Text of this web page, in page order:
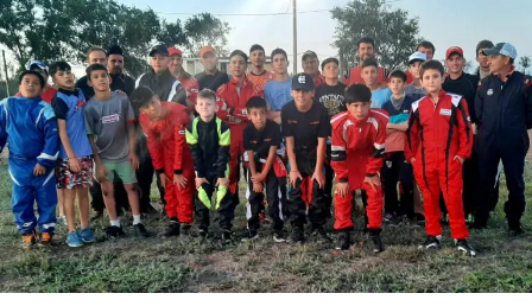
Minimidget Cordobés
1° Matías Giordano
2° Mauro Luciano
3° Damián Scalvasio
Midget Cordobés
1° Santiago Córdoba
2° Santiago Marengo
3° Juan José Listello